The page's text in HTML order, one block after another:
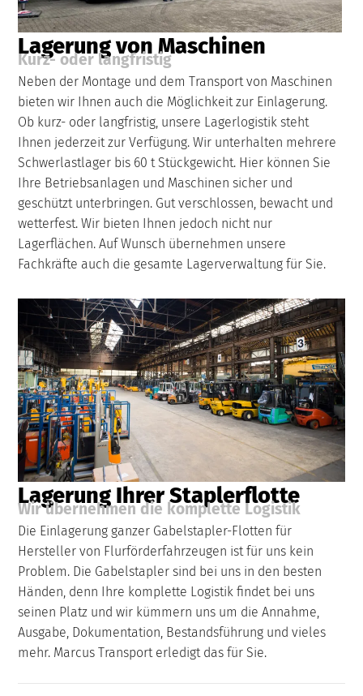
Lagerung von Maschinen
Kurz- oder langfristig
Neben der Montage und dem Transport von Maschinen
bieten wir Ihnen auch die Möglichkeit zur Einlagerung.
Ob kurz- oder langfristig, unsere Lagerlogistik steht
Ihnen jederzeit zur Verfügung. Wir unterhalten mehrere
Schwerlastlager bis 60 t Stückgewicht. Hier können Sie
Ihre Betriebsanlagen und Maschinen sicher und
geschützt unterbringen. Gut verschlossen, bewacht und
wetterfest. Wir bieten Ihnen jedoch nicht nur
Lagerflächen. Auf Wunsch übernehmen unsere
Fachkräfte auch die gesamte Lagerverwaltung für Sie.
Lagerung Ihrer Staplerflotte
Wir übernehmen die komplette Logistik
Die Einlagerung ganzer Gabelstapler-Flotten für
Hersteller von Flurförderfahrzeugen ist für uns kein
Problem. Die Gabelstapler sind bei uns in den besten
Händen, denn Ihre komplette Logistik findet bei uns
seinen Platz und wir kümmern uns um die Annahme,
Ausgabe, Dokumentation, Bestandsführung und vieles
mehr. Marcus Transport erledigt das für Sie.